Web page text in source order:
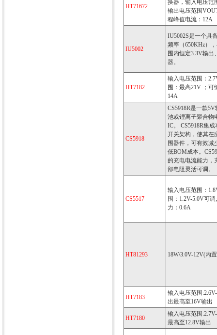
HT71672
换器，输入电压范
输出电压范围
程峰值电流：12A
IU5002
IU5002S是一个具
频率（650KHz）
围内恒定3.3V输出
器。
HT7182
输入电压范围：
围：最高21V ；可
14A
CS5918
CS5918R是一款
池或锂离子聚合物
IC。 CS5918R集
开关架构，使其在
围器件，可有效减
低BOM成本。
的充电电流能力，
部电阻灵活可调。
CS5517
输入电压范围：
围：1.2V-5.0V可
力：0.6A
HT81293 18W/3.0V-12V(内
HT7183
输入电压范围
出最高至16V输出
HT7180
输入电压范围
最高至12.8V输出